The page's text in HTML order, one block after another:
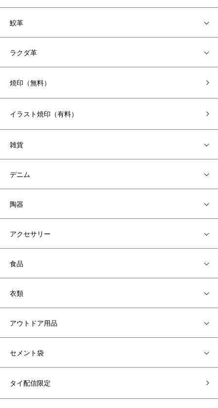
鮫革
ラクダ革
焼印（無料）
イラスト焼印（有料）
雑貨
デニム
陶器
アクセサリー
食品
衣類
アウトドア用品
セメント袋
タイ配信限定